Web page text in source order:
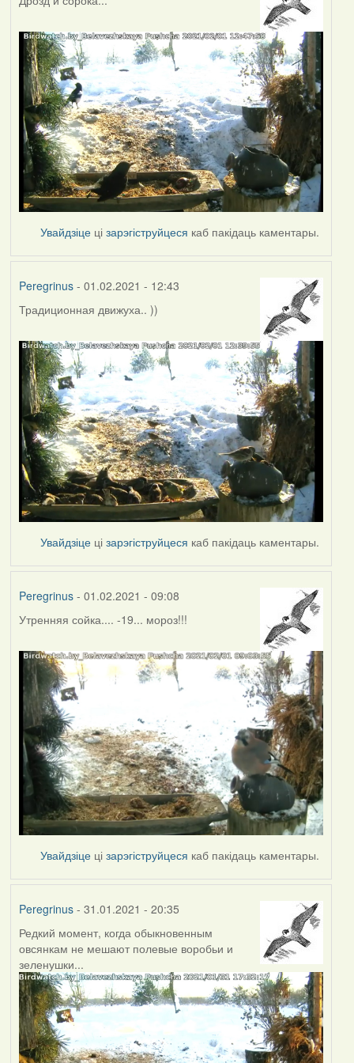
Увайдзіце цізарэгіструйцеся каб пакідаць каментары.
Peregrinus- 01.02.2021 - 12:43
Традиционная движуха.. ))
Увайдзіце цізарэгіструйцеся каб пакідаць каментары.
Peregrinus- 01.02.2021 - 09:08
Утренняя сойка.... -19... мороз!!!
Увайдзіце цізарэгіструйцеся каб пакідаць каментары.
Peregrinus- 31.01.2021 - 20:35
Редкий момент, когда обыкновенным
овсянкам не мешают полевые воробьи и
зеленушки...